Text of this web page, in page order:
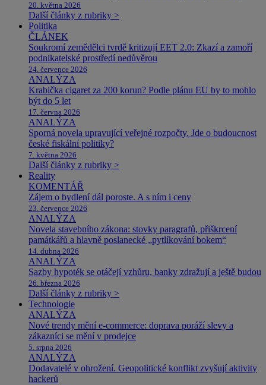
20. května 2026
Další články z rubriky >
Politika
ČLÁNEK
Soukromí zemědělci tvrdě kritizují EET 2.0: Zkazí a zamoří
podnikatelské prostředí nedůvěrou
24. července 2026
ANALÝZA
Krabička cigaret za 200 korun? Podle plánu EU by to mohlo
být do 5 let
17. června 2026
ANALÝZA
Sporná novela upravující veřejné rozpočty. Jde o budoucnost
české fiskální politiky?
7. května 2026
Další články z rubriky >
Reality
KOMENTÁŘ
Zájem o bydlení dál poroste. A s ním i ceny
23. července 2026
ANALÝZA
Novela stavebního zákona: stovky paragrafů, přiškrcení
památkářů a hlavně poslanecké „pytlíkování bokem“
14. dubna 2026
ANALÝZA
Sazby hypoték se otáčejí vzhůru, banky zdražují a ještě budou
26. března 2026
Další články z rubriky >
Technologie
ANALÝZA
Nové trendy mění e-commerce: doprava poráží slevy a
zákazníci se mění v prodejce
5. srpna 2026
ANALÝZA
Dodavatelé v ohrožení. Geopolitické konflikt zvyšují aktivity
hackerů